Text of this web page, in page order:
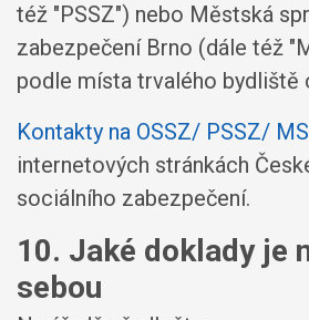
též "PSSZ") nebo Městská
zabezpečení Brno (dále též
podle místa trvalého bydliště
Kontakty na OSSZ/ PSSZ/
internetových stránkách
sociálního zabezpečení.
10. Jaké doklady je
sebou